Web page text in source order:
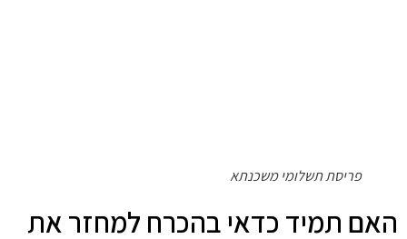
פריסת תשלומי משכנתא
תמיד כדאי בהכרח למחזר את